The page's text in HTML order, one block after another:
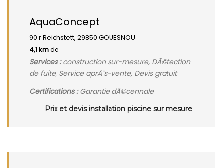
AquaConcept
90 r Reichstett, 29850 GOUESNOU
4,1 kmde
Services :construction sur-mesure, DÃ©tection
de fuite, Service aprÃ¨s-vente, Devis gratuit
Certifications :Garantie dÃ©cennale
Prix et devis installation piscine sur mesure